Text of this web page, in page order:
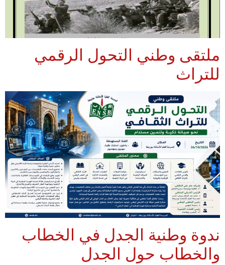
ملتقى وطني التحول الرقمي
للتراث
ندوة وطنية الجدل في الخطاب
والخطاب حول الجدل